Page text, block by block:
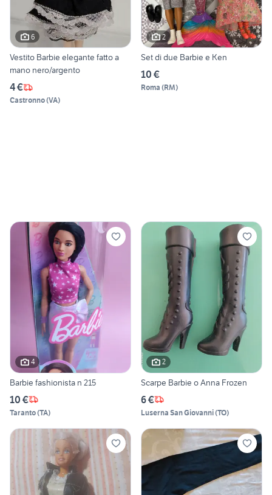
6
Vestito Barbie elegante fatto a
mano nero/argento
4 €
Castronno(VA)
2
Set di due Barbie e Ken
10 €
Roma (RM)
4
Barbie fashionista n 215
10 €
Taranto(TA)
2
Scarpe Barbie o Anna Frozen
6 €
Luserna San Giovanni(TO)